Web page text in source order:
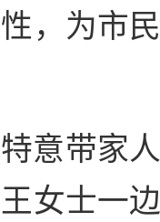
，为市民
意带家人
女士一边